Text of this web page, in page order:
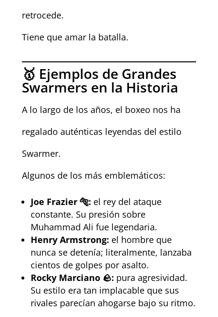
retrocede.
Tiene que amar la batalla.
🥇 Ejemplos de Grandes
Swarmers en la Historia
A lo largo de los años, el boxeo nos ha
regalado auténticas leyendas del estilo
Swarmer.
Algunos de los más emblemáticos:
Joe Frazier 🐅: el rey del ataque
constante. Su presión sobre
Muhammad Ali fue legendaria.
Henry Armstrong: el hombre que
nunca se detenía; literalmente, lanzaba
cientos de golpes por asalto.
Rocky Marciano 🪨: pura agresividad.
Su estilo era tan implacable que sus
rivales parecían ahogarse bajo su ritmo.